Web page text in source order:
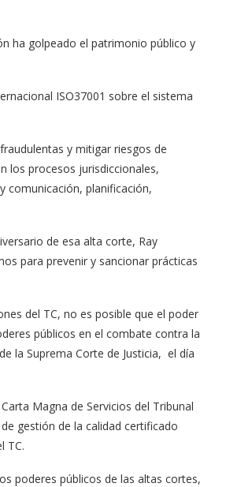
ha golpeado el patrimonio público y
ISO37001 sobre el sistema
y mitigar riesgos de
los procesos jurisdiccionales,
comunicación, planificación,
de esa alta corte, Ray
para prevenir y sancionar prácticas
del TC, no es posible que el poder
públicos en el combate contra la
la Suprema Corte de Justicia, el día
Magna de Servicios del Tribunal
gestión de la calidad certificado
TC.
poderes públicos de las altas cortes,